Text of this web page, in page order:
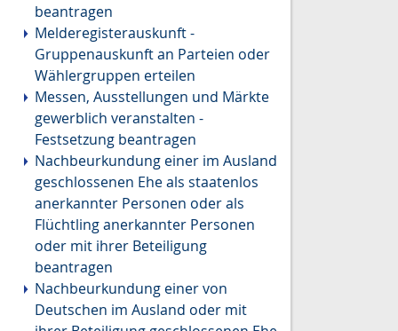
beantragen
Melderegisterauskunft -
Gruppenauskunft an Parteien oder
Wählergruppen erteilen
Messen, Ausstellungen und Märkte
gewerblich veranstalten -
Festsetzung beantragen
Nachbeurkundung einer im Ausland
geschlossenen Ehe als staatenlos
anerkannter Personen oder als
Flüchtling anerkannter Personen
oder mit ihrer Beteiligung
beantragen
Nachbeurkundung einer von
Deutschen im Ausland oder mit